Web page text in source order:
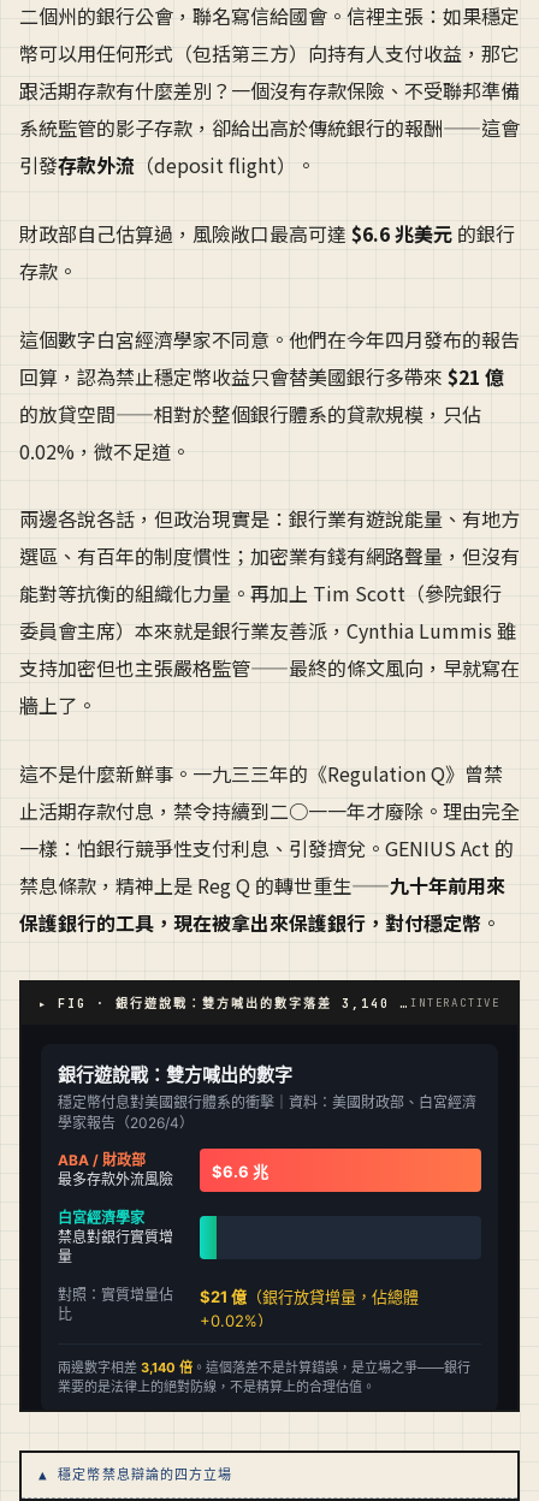
二個州的銀行公會，聯名寫信給國會。信裡主張：如果穩定
幣可以用任何形式（包括第三方）向持有人支付收益，那它
跟活期存款有什麼差別？一個沒有存款保險、不受聯邦準備
系統監管的影子存款，卻給出高於傳統銀行的報酬——這會
引發存款外流 （deposit flight）。
財政部自己估算過，風險敞口最高可達 $6.6 兆美元 的銀行
存款。
這個數字白宮經濟學家不同意。他們在今年四月發布的報告
回算，認為禁止穩定幣收益只會替美國銀行多帶來 $21 億
的放貸空間——相對於整個銀行體系的貸款規模，只佔
0.02%，微不足道。
兩邊各說各話，但政治現實是：銀行業有遊說能量、有地方
選區、有百年的制度慣性；加密業有錢有網路聲量，但沒有
能對等抗衡的組織化力量。再加上 Tim Scott（參院銀行
委員會主席）本來就是銀行業友善派，Cynthia Lummis 雖
支持加密但也主張嚴格監管——最終的條文風向，早就寫在
牆上了。
這不是什麼新鮮事。一九三三年的《Regulation Q》曾禁
止活期存款付息，禁令持續到二○一一年才廢除。理由完全
一樣：怕銀行競爭性支付利息、引發擠兌。GENIUS Act 的
禁息條款，精神上是 Reg Q 的轉世重生——九十年前用來
保護銀行的工具，現在被拿出來保護銀行，對付穩定幣 。
▸ FIG · 銀行遊說戰：雙方喊出的數字落差 3,140 倍 INTERACTIVE
▲ 穩定幣禁息辯論的四方立場